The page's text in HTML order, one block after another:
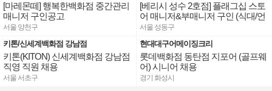
[마레몬떼] 행복한백화점 중간관리
매니저 구인공고
서울 양천구
키톤/신세계백화점 강남점
키톤(KITON) 신세계백화점 강남점
직영 직원 채용
서울 서초구
[베리시 성수 2호점] 플래그십 스토
어 매니저&부매니저 구인 (식대/언
어수당 지급)
서울 성동구
현대대구어메이징크리
롯데백화점 동탄점 지포어 (골프웨
어) 시니어 채용
경기 화성시